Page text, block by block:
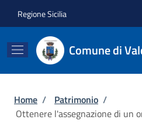
Regione Sicilia
Comune di
Briciole di pane
Home / Patrimonio /
Ottenere l'assegnazione di un